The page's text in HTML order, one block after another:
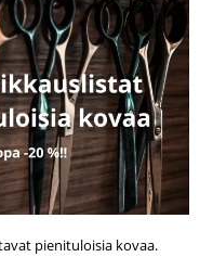
pienituloisia kovaa.